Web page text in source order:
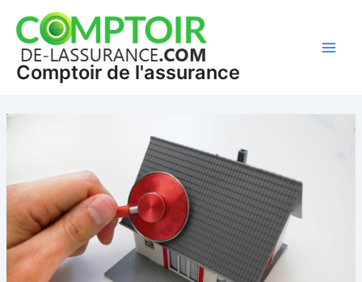
contenu
Comptoir de l'assurance
Navigation
des
articles